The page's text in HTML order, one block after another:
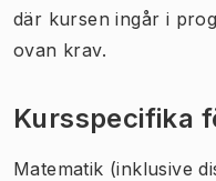
där kursen ingår i
ovan krav.
Kursspecifika
Matematik (inklusive